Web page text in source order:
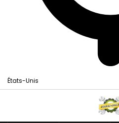
États-Unis